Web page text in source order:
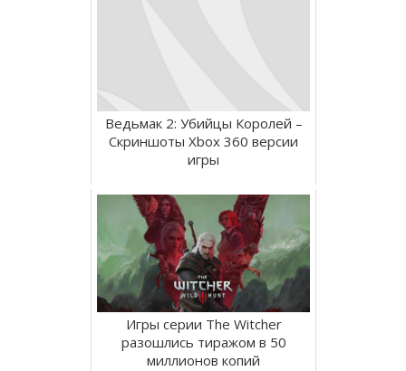
Ведьмак 2: Убийцы Королей –
Скриншоты Xbox 360 версии
игры
Игры серии The Witcher
разошлись тиражом в 50
миллионов копий